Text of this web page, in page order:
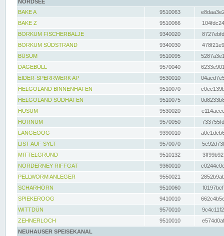
NORDSEE
BAKE A
9510063
BAKE Z
9510066
BORKUM FISCHERBALJE
9340020
BORKUM SÜDSTRAND
9340030
BÜSUM
9510095
DAGEBÜLL
9570040
EIDER-SPERRWERK AP
9530010
HELGOLAND BINNENHAFEN
9510070
HELGOLAND SÜDHAFEN
9510075
HUSUM
9530020
HÖRNUM
9570050
LANGEOOG
9390010
LIST AUF SYLT
9570070
MITTELGRUND
9510132
NORDERNEY RIFFGAT
9360010
PELLWORM ANLEGER
9550021
SCHARHÖRN
9510060
SPIEKEROOG
9410010
WITTDÜN
9570010
ZEHNERLOCH
9510010
NEUHAUSER SPEISEKANAL